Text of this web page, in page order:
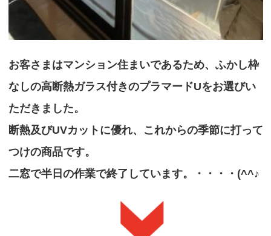
お客さまはマンション住まいであるため、ふかし枠
なしの高断熱ガラス付きのプラマードUをお選びい
ただきました。
断熱及びUVカットに優れ、これからの季節に打って
つけの商品です。
二窓で半日の作業で終了しています。・・・・(^^♪